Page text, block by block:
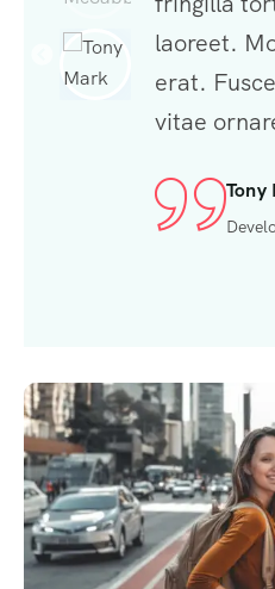
a tristique
urna
laoreet.
erat.
vitae
Mila